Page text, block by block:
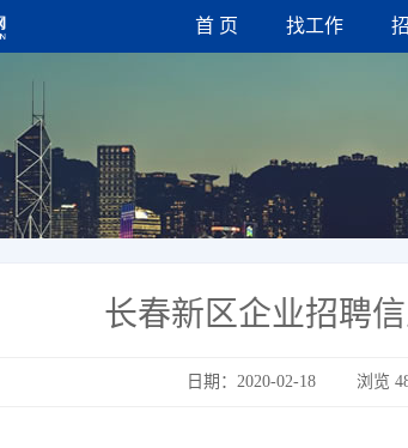
首 页 找工作
长春新区企业招聘信
日期：2020-02-18 浏览